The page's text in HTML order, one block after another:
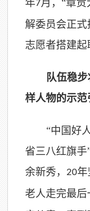
年7月，“章
解委员会正
志愿者搭建起
队伍稳
样人物的示范
“中国好
省三八红旗
余新秀，
20
老人走完最后